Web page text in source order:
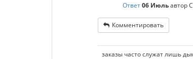
Ответ06 Июльавтор
Комментировать
заказы часто служат лишь